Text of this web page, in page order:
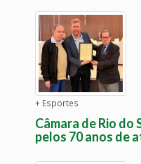
+ Esportes
Câmara de Rio do
pelos 70 anos de